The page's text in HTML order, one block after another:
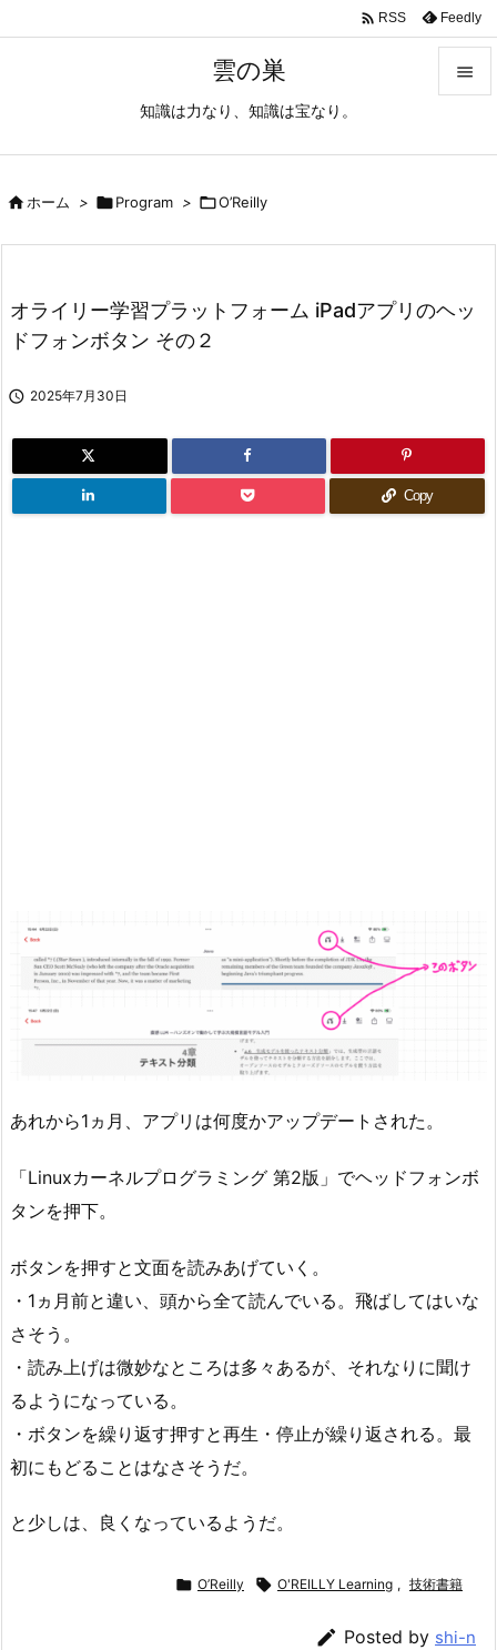
雲の巣
知識は力なり、知識は宝なり。

次へ
 RSS Feedly
ホーム > Program > O’Reilly
オライリー学習プラットフォーム iPadアプリのヘッ
ドフォンボタン その２
 2025年7月30日
Copy
あれから1ヵ月、アプリは何度かアップデートされた。
「Linuxカーネルプログラミング 第2版」でヘッドフォンボ
タンを押下。
ボタンを押すと文面を読みあげていく。
・1ヵ月前と違い、頭から全て読んでいる。飛ばしてはいな
さそう。
・読み上げは微妙なところは多々あるが、それなりに聞け
るようになっている。
・ボタンを繰り返す押すと再生・停止が繰り返される。最
初にもどることはなさそうだ。
と少しは、良くなっているようだ。
 O’Reilly  O'REILLY Learning , 技術書籍
 Posted by shi-n